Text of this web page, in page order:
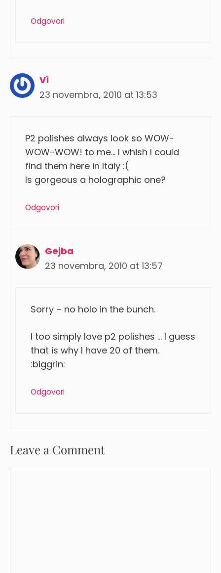
Odgovori
Vì
23 novembra, 2010 at 13:53
P2 polishes always look so WOW-
WOW-WOW! to me… I whish I could
find them here in Italy :(
Is gorgeous a holographic one?
Odgovori
Gejba
23 novembra, 2010 at 13:57
Sorry – no holo in the bunch.
I too simply love p2 polishes … I guess
that is why I have 20 of them.
:biggrin:
Odgovori
Leave a Comment